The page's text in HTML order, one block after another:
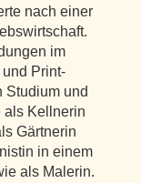
nach einer
im
Print-
Studium und
als Kellnerin
Gärtnerin
in einem
als Malerin.